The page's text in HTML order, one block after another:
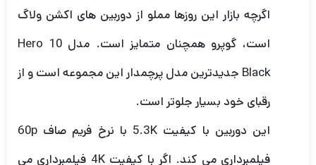
اگرچه بازار این روزها مملو از دوربین های اکشن ولاگ
است، گوپرو همچنان متمایز است. مدل Hero 10
Black جدیدترین مدل پرچمدار این مجموعه است و از
رقبای خود بسیار جلوتر است.
این دوربین با کیفیت 5.3K با نرخ فریم صاف 60p
فیلمبرداری می کند. اگر با کیفیت 4K فیلمبرداری می